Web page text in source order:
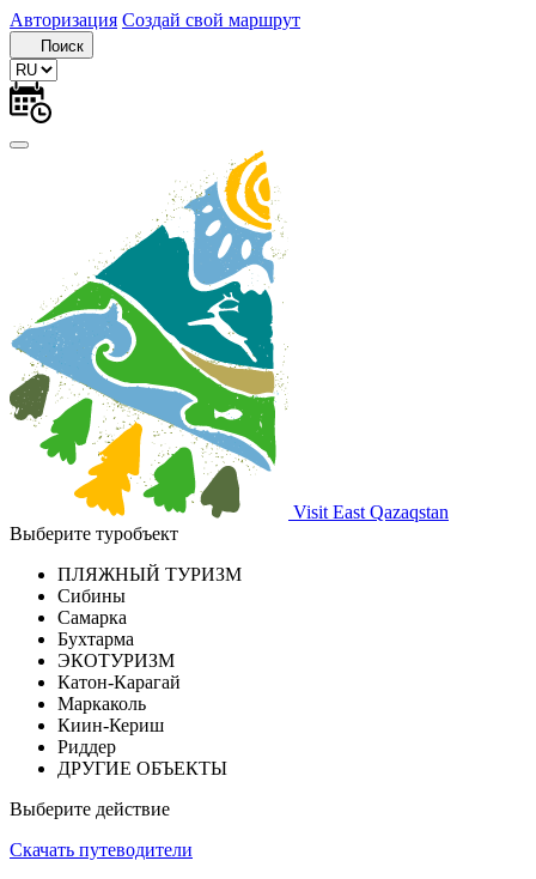
Авторизация Создай свой маршрут
Поиск
Visit East Qazaqstan
Выберите туробъект
ПЛЯЖНЫЙ ТУРИЗМ
Сибины
Самарка
Бухтарма
ЭКОТУРИЗМ
Катон-Карагай
Маркаколь
Киин-Кериш
Риддер
ДРУГИЕ ОБЪЕКТЫ
Выберите действие
Скачать путеводители